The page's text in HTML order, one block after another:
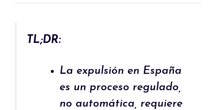
TL;DR:
La expulsión en España
es un proceso regulado,
no automática, requiere